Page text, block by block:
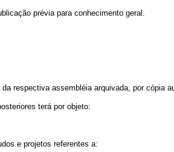
prévia para conhecimento geral.
assembléia arquivada, por cópia
terá por objeto:
e projetos referentes a: